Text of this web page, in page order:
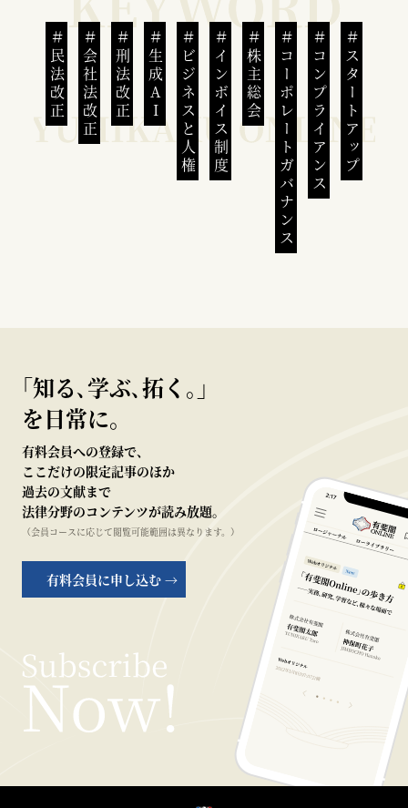
民法改正 会社法改正 刑法改正 生成AI ビジネスと人権インボイス制度 株主総会 コーポレートガバナンスコンプライアンススタートアップ
｢知る､学ぶ､拓く｡｣
を日常に。
有料会員への登録で、
ここだけの限定記事のほか
過去の文献まで
法律分野のコンテンツが読み放題。
（会員コースに応じて閲覧可能範囲は異なります。）
有料会員に申し込む →